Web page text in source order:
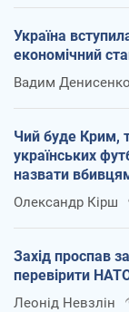
Україна
економічний
Вадим Денисенко
Чий буде Крим,
українських
назвати
Олександр Кірш
Захід проспав
перевірити
Леонід Невзлін